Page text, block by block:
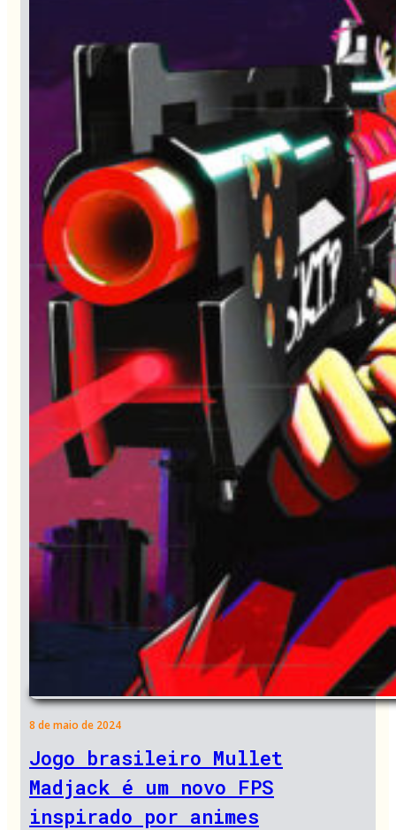
8 de maio de 2024
Jogo brasileiro Mullet
Madjack é um novo FPS
inspirado por animes